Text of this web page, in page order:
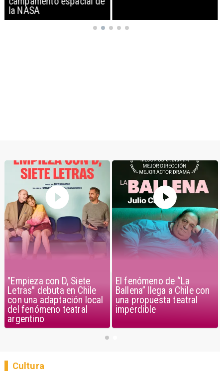
la NASA
El fenómeno de “La
Ballena” llega a Chile con
una propuesta teatral
imperdible
"Empieza con D, Siete
Letras" debuta en Chile
con una adaptación local
del fenómeno teatral
Cultura